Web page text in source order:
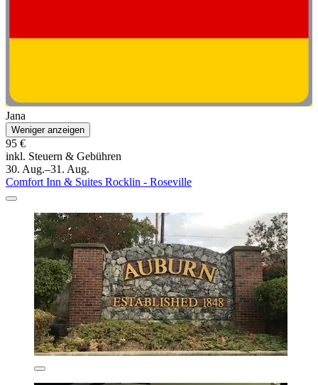
Jana
Weniger anzeigen
95 €
inkl. Steuern & Gebühren
30. Aug.–31. Aug.
Comfort Inn & Suites Rocklin - Roseville